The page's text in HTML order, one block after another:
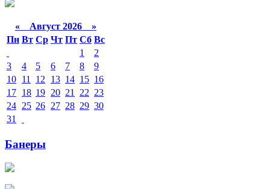
« Август 2026 »
Пн Вт Ср Чт Пт Сб Вс
1
2
3
4 5 6 7 8
9
10 11 12 13 14 15 16
17 18 19 20 21 22 23
24 25 26 27 28 29 30
31
Банеры